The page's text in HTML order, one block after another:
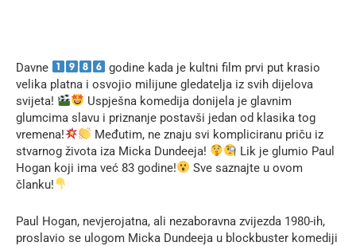
Davne
godine kada je kultni film prvi put krasio
velika platna i osvojio milijune gledatelja iz svih dijelova
svijeta!
Uspješna komedija donijela je glavnim
glumcima slavu i priznanje postavši jedan od klasika tog
vremena!
Međutim, ne znaju svi kompliciranu priču iz
stvarnog života iza Micka Dundeeja!
Lik je glumio Paul
Hogan koji ima već 83 godine!
Sve saznajte u ovom
članku!
Paul Hogan, nevjerojatna, ali nezaboravna zvijezda 1980-ih,
proslavio se ulogom Micka Dundeeja u blockbuster komediji